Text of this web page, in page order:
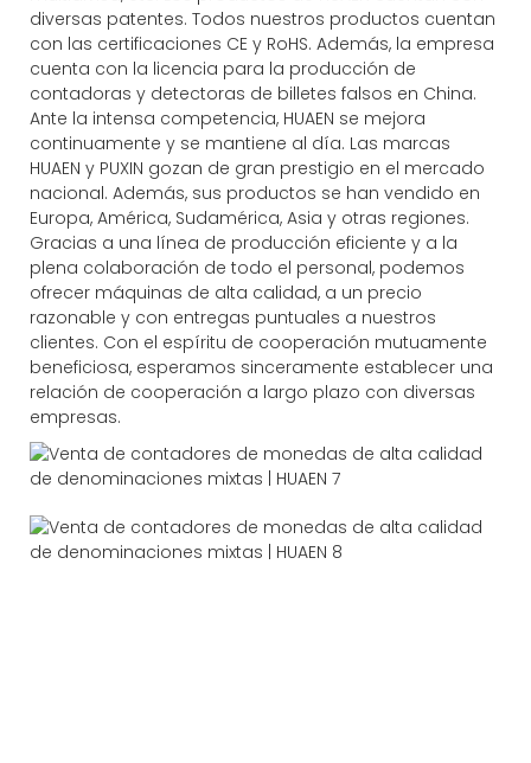
diversas patentes. Todos nuestros productos cuentan
con las certificaciones CE y RoHS. Además, la empresa
cuenta con la licencia para la producción de
contadoras y detectoras de billetes falsos en China.
Ante la intensa competencia, HUAEN se mejora
continuamente y se mantiene al día. Las marcas
HUAEN y PUXIN gozan de gran prestigio en el mercado
nacional. Además, sus productos se han vendido en
Europa, América, Sudamérica, Asia y otras regiones.
Gracias a una línea de producción eficiente y a la
plena colaboración de todo el personal, podemos
ofrecer máquinas de alta calidad, a un precio
razonable y con entregas puntuales a nuestros
clientes. Con el espíritu de cooperación mutuamente
beneficiosa, esperamos sinceramente establecer una
relación de cooperación a largo plazo con diversas
empresas.